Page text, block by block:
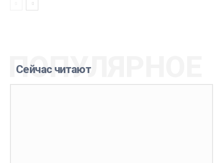
Сейчас читают
ПОПУЛЯРНОЕ